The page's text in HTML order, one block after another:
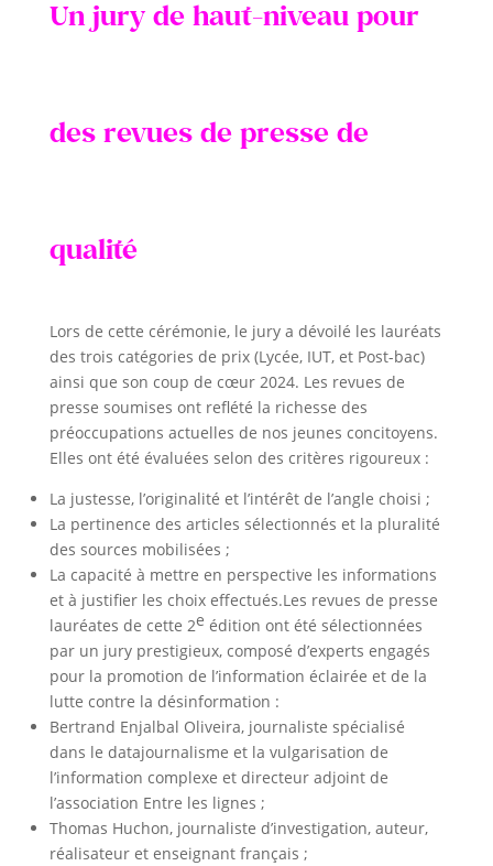
Un jury de haut-niveau pour
des revues de presse de
qualité
Lors de cette cérémonie, le jury a dévoilé les lauréats
des trois catégories de prix (Lycée, IUT, et Post-bac)
ainsi que son coup de cœur 2024. Les revues de
presse soumises ont reflété la richesse des
préoccupations actuelles de nos jeunes concitoyens.
Elles ont été évaluées selon des critères rigoureux :
La justesse, l’originalité et l’intérêt de l’angle choisi ;
La pertinence des articles sélectionnés et la pluralité
des sources mobilisées ;
La capacité à mettre en perspective les informations
et à justifier les choix effectués.Les revues de presse
lauréates de cette 2e édition ont été sélectionnées
par un jury prestigieux, composé d’experts engagés
pour la promotion de l’information éclairée et de la
lutte contre la désinformation :
Bertrand Enjalbal Oliveira, journaliste spécialisé
dans le datajournalisme et la vulgarisation de
l’information complexe et directeur adjoint de
l’association Entre les lignes ;
Thomas Huchon, journaliste d’investigation, auteur,
réalisateur et enseignant français ;